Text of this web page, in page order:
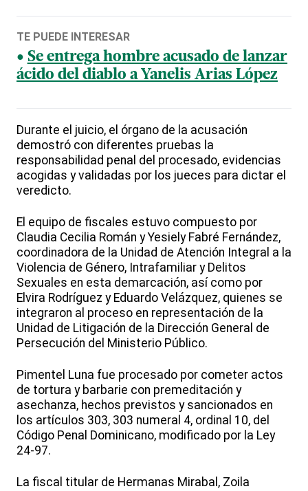
TE PUEDE INTERESAR
Se entrega hombre acusado de lanzar
ácido del diablo a Yanelis Arias López
Durante el juicio, el órgano de la acusación
demostró con diferentes pruebas la
responsabilidad penal del procesado, evidencias
acogidas y validadas por los jueces para dictar el
veredicto.
El equipo de fiscales estuvo compuesto por
Claudia Cecilia Román y Yesiely Fabré Fernández,
coordinadora de la Unidad de Atención Integral a la
Violencia de Género, Intrafamiliar y Delitos
Sexuales en esta demarcación, así como por
Elvira Rodríguez y Eduardo Velázquez, quienes se
integraron al proceso en representación de la
Unidad de Litigación de la Dirección General de
Persecución del Ministerio Público.
Pimentel Luna fue procesado por cometer actos
de tortura y barbarie con premeditación y
asechanza, hechos previstos y sancionados en
los artículos 303, 303 numeral 4, ordinal 10, del
Código Penal Dominicano, modificado por la Ley
24-97.
La fiscal titular de Hermanas Mirabal, Zoila